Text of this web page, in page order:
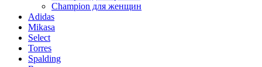
Champion для женщин
Adidas
Mikasa
Select
Torres
Spalding